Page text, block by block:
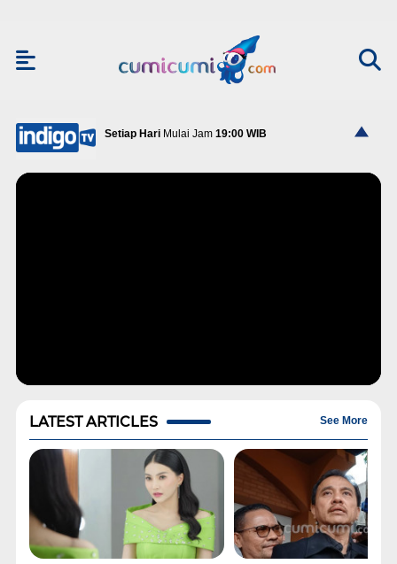
Setiap Hari Mulai Jam 19:00 WIB
LATEST ARTICLES See More